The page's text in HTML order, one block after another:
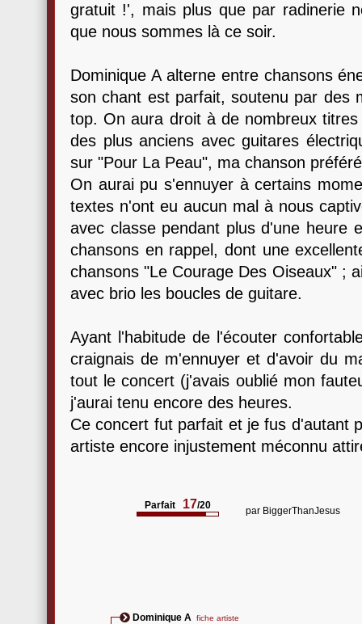
gratuit !', mais plus que par radinerie
que nous sommes là ce soir.
Dominique A alterne entre chansons
son chant est parfait, soutenu par des
top. On aura droit à de nombreux
des plus anciens avec guitares
sur "Pour La Peau", ma chanson
On aurai pu s'ennuyer à certains
textes n'ont eu aucun mal à nous
avec classe pendant plus d'une heure
chansons en rappel, dont une
chansons "Le Courage Des Oiseaux" ;
avec brio les boucles de guitare.
Ayant l'habitude de l'écouter
craignais de m'ennuyer et d'avoir du
tout le concert (j'avais oublié mon
j'aurai tenu encore des heures.
Ce concert fut parfait et je fus d'autant
artiste encore injustement méconnu
Parfait 17/20 par BiggerThanJesus
Dominique A fiche artiste